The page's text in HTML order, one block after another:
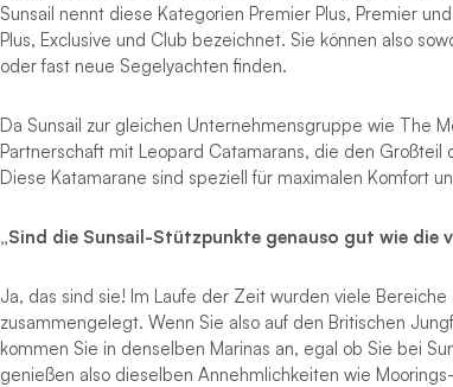
Sunsail nennt diese Kategorien Premier Plus, Premier
Plus, Exclusive und Club bezeichnet. Sie können also
oder fast neue Segelyachten finden.
Da Sunsail zur gleichen Unternehmensgruppe wie The
Partnerschaft mit Leopard Catamarans, die den
Diese Katamarane sind speziell für maximalen Komfort
„Sind die Sunsail-Stützpunkte genauso gut wie die
Ja, das sind sie! Im Laufe der Zeit wurden viele
zusammengelegt. Wenn Sie also auf den Britischen
kommen Sie in denselben Marinas an, egal ob Sie bei
genießen also dieselben Annehmlichkeiten wie